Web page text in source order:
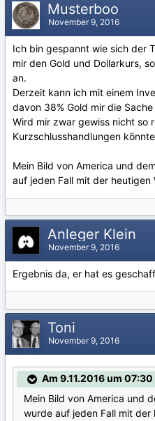
Musterboo
November 9, 2016
Ich bin gespannt wie sich der
mir den Gold und Dollarkurs,
an.
Derzeit kann ich mit einem
davon 38% Gold mir die
Wird mir zwar gewiss nicht so
Kurzschlusshandlungen
Mein Bild von America und
auf jeden Fall mit der
Anleger Klein
November 9, 2016
Ergebnis da, er hat es
Toni
November 9, 2016
Am 9.11.2016 um
Mein Bild von America und
wurde auf jeden Fall mit der